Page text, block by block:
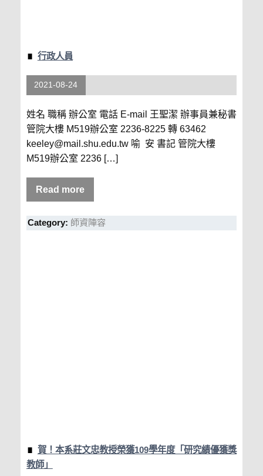
行政人員
2021-08-24
姓名 職稱 辦公室 電話 E-mail 王聖潔 辦事員兼秘書
管院大樓 M519辦公室 2236-8225 轉 63462
keeley@mail.shu.edu.tw 喻 安 書記 管院大樓
M519辦公室 2236 […]
Read more
Category: 師資陣容
賀！本系莊文忠教授榮獲109學年度「研究績優獲獎
教師」